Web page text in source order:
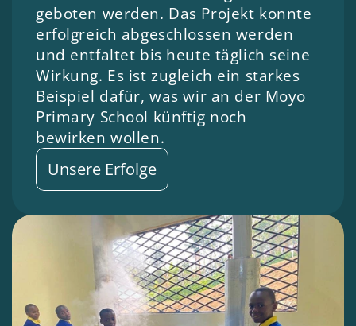
geboten werden. Das Projekt konnte
erfolgreich abgeschlossen werden
und entfaltet bis heute täglich seine
Wirkung. Es ist zugleich ein starkes
Beispiel dafür, was wir an der Moyo
Primary School künftig noch
bewirken wollen.
Unsere Erfolge